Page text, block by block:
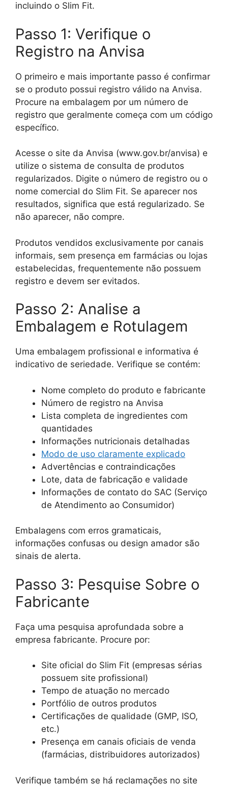
incluindo o Slim Fit.
Passo 1: Verifique o
Registro na Anvisa
O primeiro e mais importante passo é confirmar
se o produto possui registro válido na Anvisa.
Procure na embalagem por um número de
registro que geralmente começa com um código
específico.
Acesse o site da Anvisa (www.gov.br/anvisa) e
utilize o sistema de consulta de produtos
regularizados. Digite o número de registro ou o
nome comercial do Slim Fit. Se aparecer nos
resultados, significa que está regularizado. Se
não aparecer, não compre.
Produtos vendidos exclusivamente por canais
informais, sem presença em farmácias ou lojas
estabelecidas, frequentemente não possuem
registro e devem ser evitados.
Passo 2: Analise a
Embalagem e Rotulagem
Uma embalagem profissional e informativa é
indicativo de seriedade. Verifique se contém:
Nome completo do produto e fabricante
Número de registro na Anvisa
Lista completa de ingredientes com
quantidades
Informações nutricionais detalhadas
Modo de uso claramente explicado
Advertências e contraindicações
Lote, data de fabricação e validade
Informações de contato do SAC (Serviço
de Atendimento ao Consumidor)
Embalagens com erros gramaticais,
informações confusas ou design amador são
sinais de alerta.
Passo 3: Pesquise Sobre o
Fabricante
Faça uma pesquisa aprofundada sobre a
empresa fabricante. Procure por:
Site oficial do Slim Fit (empresas sérias
possuem site profissional)
Tempo de atuação no mercado
Portfólio de outros produtos
Certificações de qualidade (GMP, ISO,
etc.)
Presença em canais oficiais de venda
(farmácias, distribuidores autorizados)
Verifique também se há reclamações no site